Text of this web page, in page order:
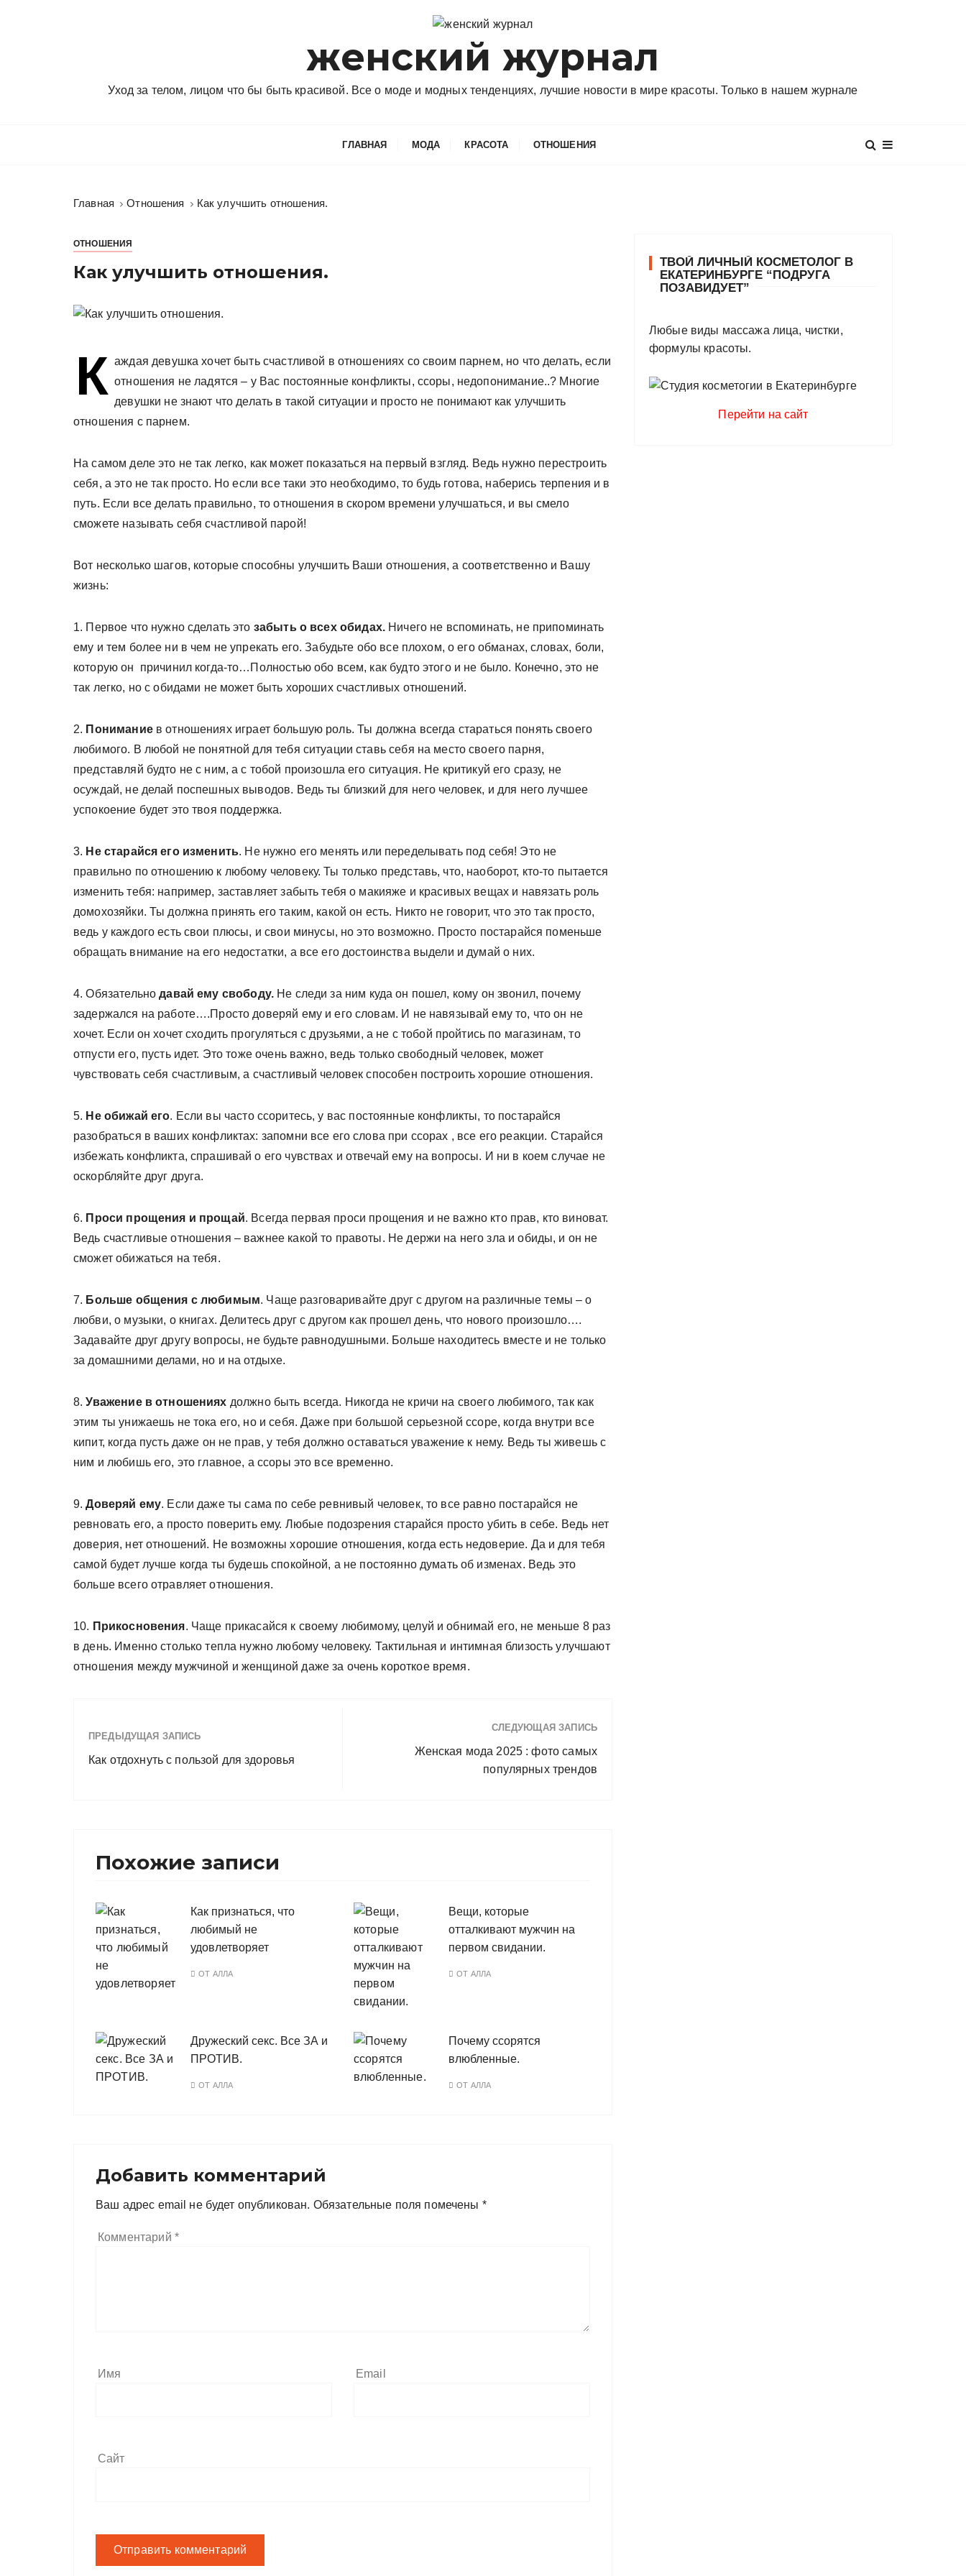
женский журнал
Уход за телом, лицом что бы быть красивой. Все о моде и модных тенденциях, лучшие новости в мире красоты. Только в нашем журнале
ГЛАВНАЯ МОДА КРАСОТА ОТНОШЕНИЯ
Главная Отношения Как улучшить отношения.
ОТНОШЕНИЯ
Как улучшить отношения.
К аждая девушка хочет быть счастливой в отношениях со своим парнем, но что делать, если
отношения не ладятся – у Вас постоянные конфликты, ссоры, недопонимание..? Многие
девушки не знают что делать в такой ситуации и просто не понимают как улучшить
отношения с парнем.
На самом деле это не так легко, как может показаться на первый взгляд. Ведь нужно перестроить
себя, а это не так просто. Но если все таки это необходимо, то будь готова, наберись терпения и в
путь. Если все делать правильно, то отношения в скором времени улучшаться, и вы смело
сможете называть себя счастливой парой!
Вот несколько шагов, которые способны улучшить Ваши отношения, а соответственно и Вашу
жизнь:
1. Первое что нужно сделать это забыть о всех обидах.Ничего не вспоминать, не припоминать
ему и тем более ни в чем не упрекать его. Забудьте обо все плохом, о его обманах, словах, боли,
которую он причинил когда-то…Полностью обо всем, как будто этого и не было. Конечно, это не
так легко, но с обидами не может быть хороших счастливых отношений.
2. Пониманиев отношениях играет большую роль. Ты должна всегда стараться понять своего
любимого. В любой не понятной для тебя ситуации ставь себя на место своего парня,
представляй будто не с ним, а с тобой произошла его ситуация. Не критикуй его сразу, не
осуждай, не делай поспешных выводов. Ведь ты близкий для него человек, и для него лучшее
успокоение будет это твоя поддержка.
3. Не старайся его изменить. Не нужно его менять или переделывать под себя! Это не
правильно по отношению к любому человеку. Ты только представь, что, наоборот, кто-то пытается
изменить тебя: например, заставляет забыть тебя о макияже и красивых вещах и навязать роль
домохозяйки. Ты должна принять его таким, какой он есть. Никто не говорит, что это так просто,
ведь у каждого есть свои плюсы, и свои минусы, но это возможно. Просто постарайся поменьше
обращать внимание на его недостатки, а все его достоинства выдели и думай о них.
4. Обязательно давай ему свободу.Не следи за ним куда он пошел, кому он звонил, почему
задержался на работе….Просто доверяй ему и его словам. И не навязывай ему то, что он не
хочет. Если он хочет сходить прогуляться с друзьями, а не с тобой пройтись по магазинам, то
отпусти его, пусть идет. Это тоже очень важно, ведь только свободный человек, может
чувствовать себя счастливым, а счастливый человек способен построить хорошие отношения.
5. Не обижай его. Если вы часто ссоритесь, у вас постоянные конфликты, то постарайся
разобраться в ваших конфликтах: запомни все его слова при ссорах , все его реакции. Старайся
избежать конфликта, спрашивай о его чувствах и отвечай ему на вопросы. И ни в коем случае не
оскорбляйте друг друга.
6. Проси прощения и прощай. Всегда первая проси прощения и не важно кто прав, кто виноват.
Ведь счастливые отношения – важнее какой то правоты. Не держи на него зла и обиды, и он не
сможет обижаться на тебя.
7. Больше общения с любимым. Чаще разговаривайте друг с другом на различные темы – о
любви, о музыки, о книгах. Делитесь друг с другом как прошел день, что нового произошло….
Задавайте друг другу вопросы, не будьте равнодушными. Больше находитесь вместе и не только
за домашними делами, но и на отдыхе.
8.Уважение в отношениях должно быть всегда. Никогда не кричи на своего любимого, так как
этим ты унижаешь не тока его, но и себя. Даже при большой серьезной ссоре, когда внутри все
кипит, когда пусть даже он не прав, у тебя должно оставаться уважение к нему. Ведь ты живешь с
ним и любишь его, это главное, а ссоры это все временно.
9.Доверяй ему. Если даже ты сама по себе ревнивый человек, то все равно постарайся не
ревновать его, а просто поверить ему. Любые подозрения старайся просто убить в себе. Ведь нет
доверия, нет отношений. Не возможны хорошие отношения, когда есть недоверие. Да и для тебя
самой будет лучше когда ты будешь спокойной, а не постоянно думать об изменах. Ведь это
больше всего отравляет отношения.
10. Прикосновения. Чаще прикасайся к своему любимому, целуй и обнимай его, не меньше 8 раз
в день. Именно столько тепла нужно любому человеку. Тактильная и интимная близость улучшают
отношения между мужчиной и женщиной даже за очень короткое время.
ПРЕДЫДУЩАЯ ЗАПИСЬ
Как отдохнуть с пользой для здоровья
СЛЕДУЮЩАЯ ЗАПИСЬ
Женская мода 2025 : фото самых
популярных трендов
Похожие записи
Как признаться, что
любимый не
удовлетворяет
ОТ АЛЛА
Вещи, которые
отталкивают мужчин на
первом свидании.
ОТ АЛЛА
Дружеский секс. Все ЗА и
ПРОТИВ.
ОТ АЛЛА
Почему ссорятся
влюбленные.
ОТ АЛЛА
Добавить комментарий
Ваш адрес email не будет опубликован. Обязательные поля помечены *
Комментарий *
Имя Email
Сайт
ТВОЙ ЛИЧНЫЙ КОСМЕТОЛОГ В
ЕКАТЕРИНБУРГЕ “ПОДРУГА
ПОЗАВИДУЕТ”
Любые виды массажа лица, чистки,
формулы красоты.
Перейти на сайт